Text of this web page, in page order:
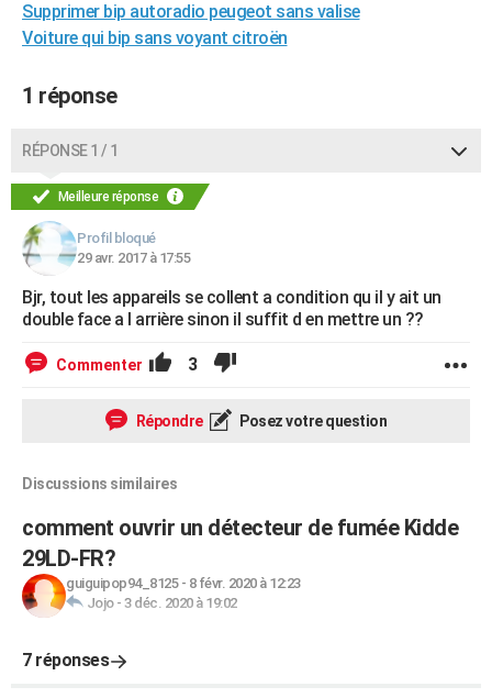
Supprimer bip autoradio peugeot sans valise
Voiture qui bip sans voyant citroën
1 réponse
RÉPONSE 1 / 1
Meilleure réponse
Profil bloqué
29 avr. 2017 à 17:55
Bjr, tout les appareils se collent a condition qu il y ait un
double face a l arrière sinon il suffit d en mettre un ??
Commenter 3
Répondre Posez votre question
Discussions similaires
comment ouvrir un détecteur de fumée Kidde
29LD-FR?
guiguipop94_8125- 8 févr. 2020 à 12:23
Jojo- 3 déc. 2020 à 19:02
7 réponses